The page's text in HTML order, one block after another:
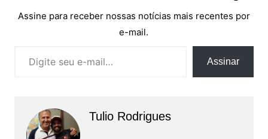
Assine para receber nossas notícias mais recentes por
e-mail.
Assinar
Tulio Rodrigues